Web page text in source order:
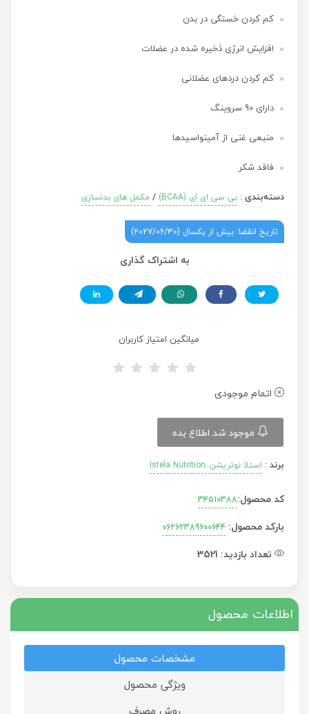
کم کردن خستگی در بدن
افزایش انرژی ذخیره شده در عضلات
کم کردن دردهای عضلانی
دارای 90 سروینگ
منبعی غنی از آمینواسیدها
فاقد شکر
دسته‌بندی: بی سی ای ای (BCAA) / مکمل های بدنسازی
تاریخ انقضا: بیش از یکسال (2027/06/30)
به اشتراک گذاری
میانگین امتیاز کاربران
اتمام موجودی
موجود شد اطلاع بده
برند: استلا نوتریشن ـIstela Nutrition
کد محصول:34510388
بارکد محصول: 06262389600644
تعداد بازدید: 3521
اطلاعات محصول
مشخصات محصول
ویژگی محصول